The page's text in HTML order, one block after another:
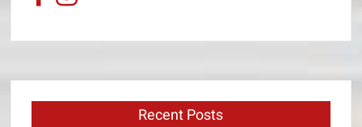
Recent Posts